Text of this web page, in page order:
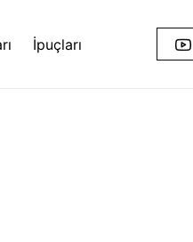
İpuçları